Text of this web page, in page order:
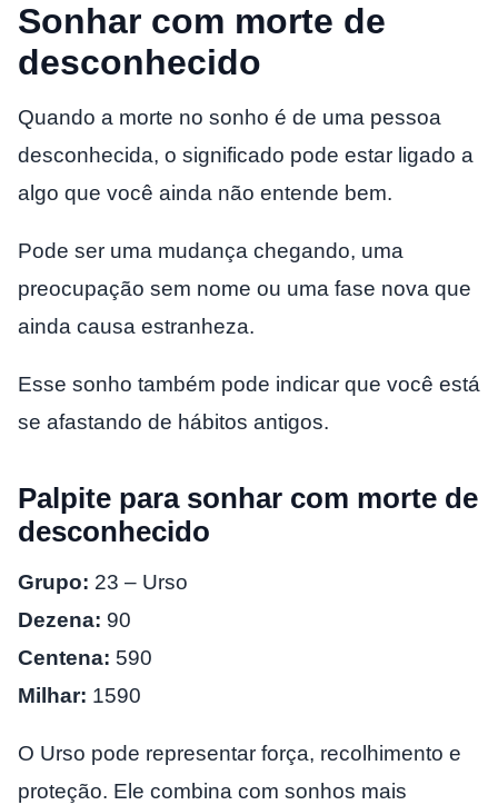
Sonhar com morte de
desconhecido
Quando a morte no sonho é de uma pessoa
desconhecida, o significado pode estar ligado a
algo que você ainda não entende bem.
Pode ser uma mudança chegando, uma
preocupação sem nome ou uma fase nova que
ainda causa estranheza.
Esse sonho também pode indicar que você está
se afastando de hábitos antigos.
Palpite para sonhar com morte de
desconhecido
Grupo: 23 – Urso
Dezena: 90
Centena: 590
Milhar: 1590
O Urso pode representar força, recolhimento e
proteção. Ele combina com sonhos mais